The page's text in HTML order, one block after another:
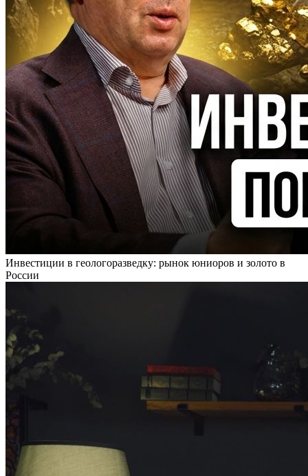
Инвестиции в геологоразведку: рынок юниоров и золото в
России